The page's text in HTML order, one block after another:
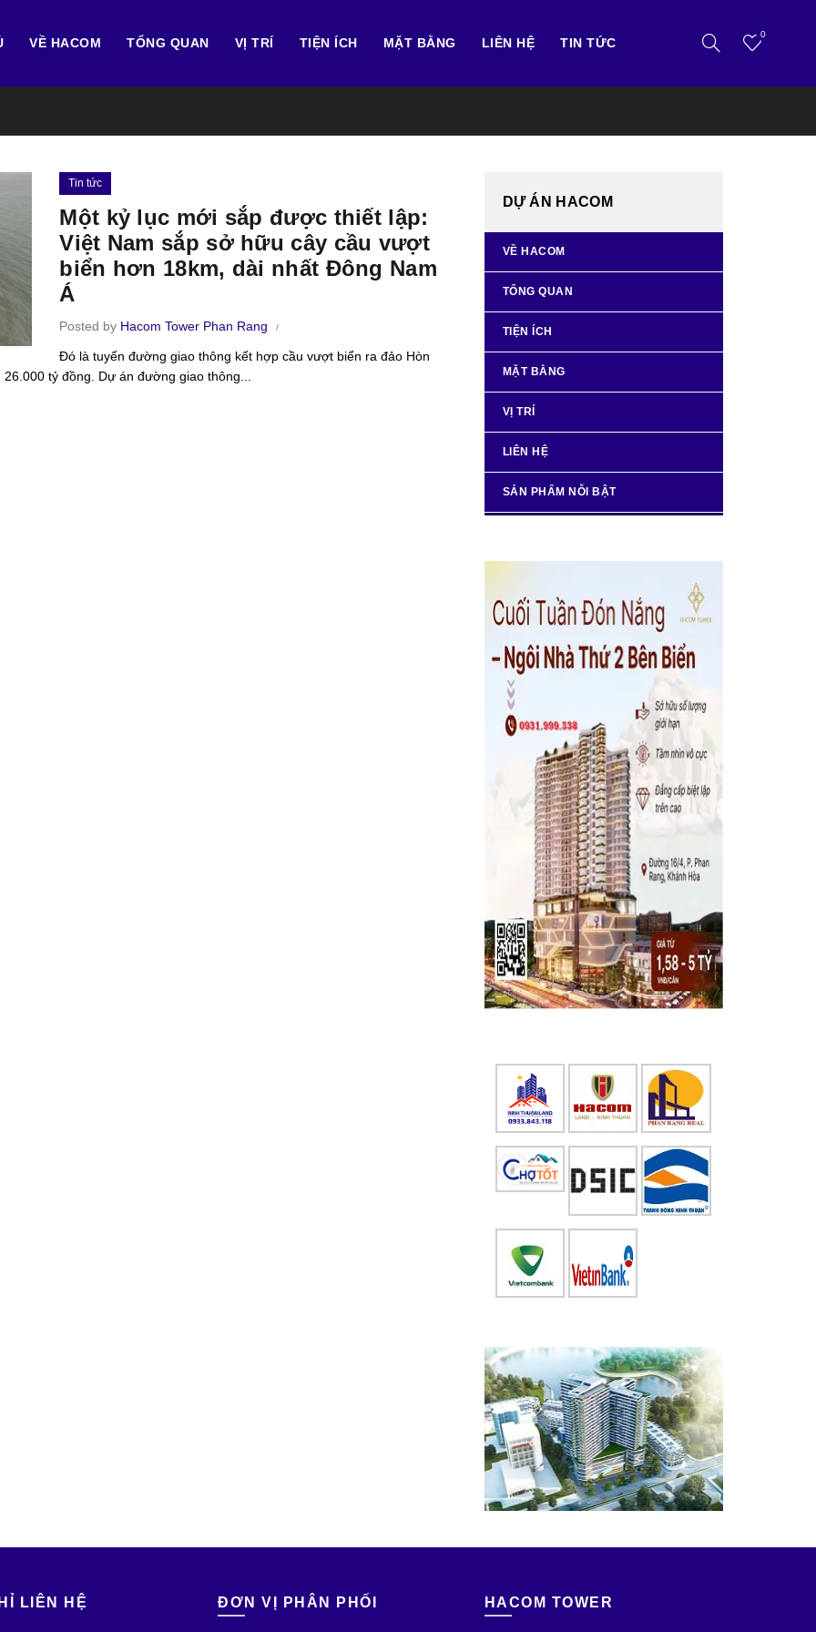
VỀ HACOM TỔNG QUAN VỊ TRÍ TIỆN ÍCH MẶT BẰNG LIÊN HỆ TIN TỨC
0
Tin tức
Một kỷ lục mới sắp được thiết lập:
Việt Nam sắp sở hữu cây cầu vượt
biển hơn 18km, dài nhất Đông Nam
Á
Posted by Hacom Tower Phan Rang
Đó là tuyến đường giao thông kết hợp cầu vượt biển ra đảo Hòn
tỷ đồng. Dự án đường giao thông...
DỰ ÁN HACOM
VỀ HACOM
TỔNG QUAN
TIỆN ÍCH
MẶT BẰNG
VỊ TRÍ
LIÊN HỆ
SẢN PHẨM NỖI BẬT
LIÊN HỆ ĐƠN VỊ PHÂN PHỐI HACOM TOWER